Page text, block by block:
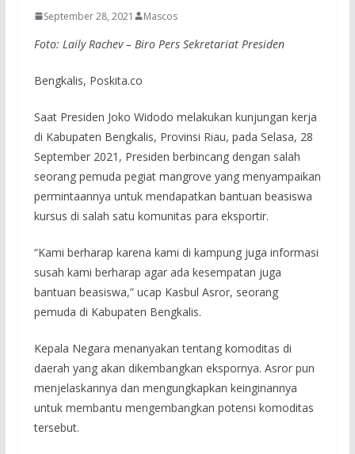
September 28, 2021 Mascos
Foto: Laily Rachev – Biro Pers Sekretariat Presiden
Bengkalis, Poskita.co
Saat Presiden Joko Widodo melakukan kunjungan kerja
di Kabupaten Bengkalis, Provinsi Riau, pada Selasa, 28
September 2021, Presiden berbincang dengan salah
seorang pemuda pegiat mangrove yang menyampaikan
permintaannya untuk mendapatkan bantuan beasiswa
kursus di salah satu komunitas para eksportir.
“Kami berharap karena kami di kampung juga informasi
susah kami berharap agar ada kesempatan juga
bantuan beasiswa,” ucap Kasbul Asror, seorang
pemuda di Kabupaten Bengkalis.
Kepala Negara menanyakan tentang komoditas di
daerah yang akan dikembangkan ekspornya. Asror pun
menjelaskannya dan mengungkapkan keinginannya
untuk membantu mengembangkan potensi komoditas
tersebut.